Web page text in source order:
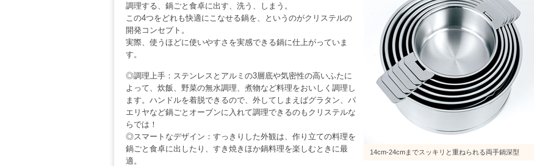
調理する、鍋ごと食卓に出す、洗う、しまう。
この4つをどれも快適にこなせる鍋を、というのがクリステルの
開発コンセプト。
実際、使うほどに使いやすさを実感できる鍋に仕上がっていま
す。
◎調理上手：ステンレスとアルミの3層底や気密性の高いふたに
よって、炊飯、野菜の無水調理、煮物など料理をおいしく調理し
ます。ハンドルを着脱できるので、外してしまえばグラタン、パ
エリヤなど鍋ごとオーブンに入れて調理できるのもクリステルな
らでは！
◎スマートなデザイン：すっきりした外観は、作り立ての料理を
鍋ごと食卓に出したり、すき焼きほか鍋料理を楽しむときに最
適。
14cm-24cmまでスッキリと重ねられる両手鍋深型